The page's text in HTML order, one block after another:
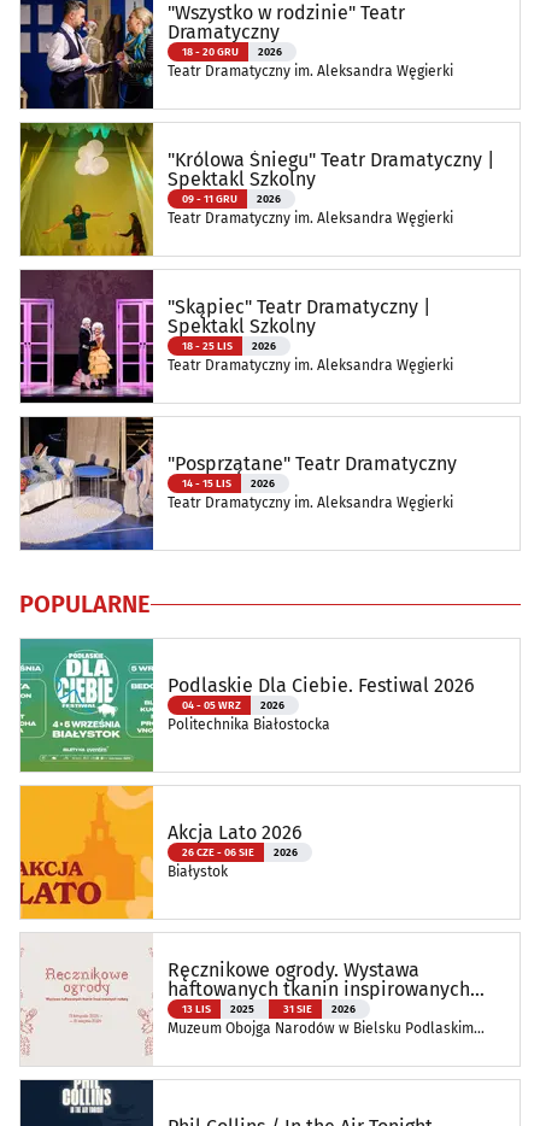
"Wszystko w rodzinie" Teatr
Dramatyczny
18 - 20 GRU 2026
Teatr Dramatyczny im. Aleksandra Węgierki
"Królowa Śniegu" Teatr Dramatyczny |
Spektakl Szkolny
09 - 11 GRU 2026
Teatr Dramatyczny im. Aleksandra Węgierki
"Skąpiec" Teatr Dramatyczny |
Spektakl Szkolny
18 - 25 LIS 2026
Teatr Dramatyczny im. Aleksandra Węgierki
"Posprzątane" Teatr Dramatyczny
14 - 15 LIS 2026
Teatr Dramatyczny im. Aleksandra Węgierki
POPULARNE
Podlaskie Dla Ciebie. Festiwal 2026
04 - 05 WRZ 2026
Politechnika Białostocka
Akcja Lato 2026
26 CZE - 06 SIE 2026
Białystok
Ręcznikowe ogrody. Wystawa
haftowanych tkanin inspirowanych
naturą
13 LIS 2025 31 SIE 2026
Muzeum Obojga Narodów w Bielsku Podlaskim